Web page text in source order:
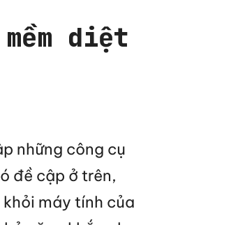
diệt
những công cụ
đề cập ở trên,
máy tính của